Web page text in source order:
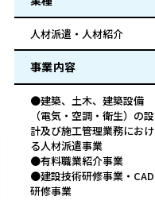
人材派遣・人材紹介
事業内容
●建築、土木、建築設備
（電気・空調・衛生）の設
計及び施工管理業務におけ
る人材派遣事業
●有料職業紹介事業
●建設技術研修事業・CAD
研修事業